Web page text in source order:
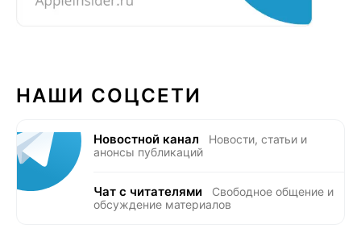
НАШИ СОЦСЕТИ
Новостной канал
Новости, статьи и
анонсы публикаций
Чат с читателями
Свободное общение и
обсуждение материалов